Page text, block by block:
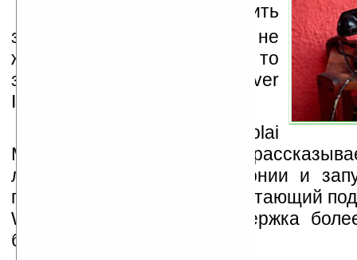
сли вы любите звонить
заграницу, но при этом не
желаете переплачивать, то
звонки через VoIP (Voice over
IP) — специально для вас.
Николай Манек (Nikolai
Manek) из компании Nikotel
лет на рынке VoIP-телефонии и
продукт для устройств, работающий
Windows Mobile 5.0 (поддержка
будет реализована позже)».